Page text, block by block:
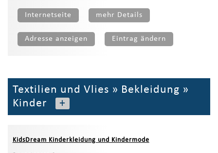
Internetseite mehr Details
Adresse anzeigen Eintrag ändern
Textilien und Vlies » Bekleidung »
Kinder
+
KidsDream Kinderkleidung und Kindermode